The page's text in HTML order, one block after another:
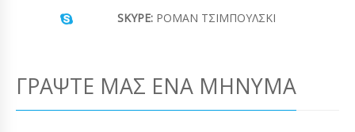
SKYPE: ΡΟΜΆΝ ΤΣΙΜΠΟΎΛΣΚΙ
ΓΡΆΨΤΕ ΜΑΣ ΈΝΑ ΜΉΝΥΜΑ